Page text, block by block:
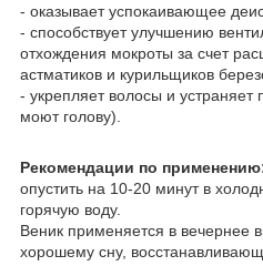
- оказывает успокаивающее
- способствует улучшению
отхождения мокроты за счет
астматиков и курильщиков
- укрепляет волосы и устраняет
моют голову).
Рекомендации по
опустить на 10-20 минут в
горячую воду.
Веник применяется в вечернее
хорошему сну,